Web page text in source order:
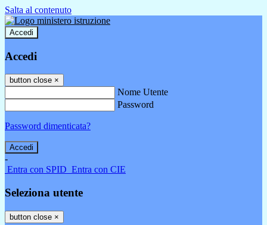
Salta al contenuto
Accedi
Accedi
button close ×
Nome Utente
Password
Password dimenticata?
-
Entra con SPID Entra con CIE
Seleziona utente
button close ×